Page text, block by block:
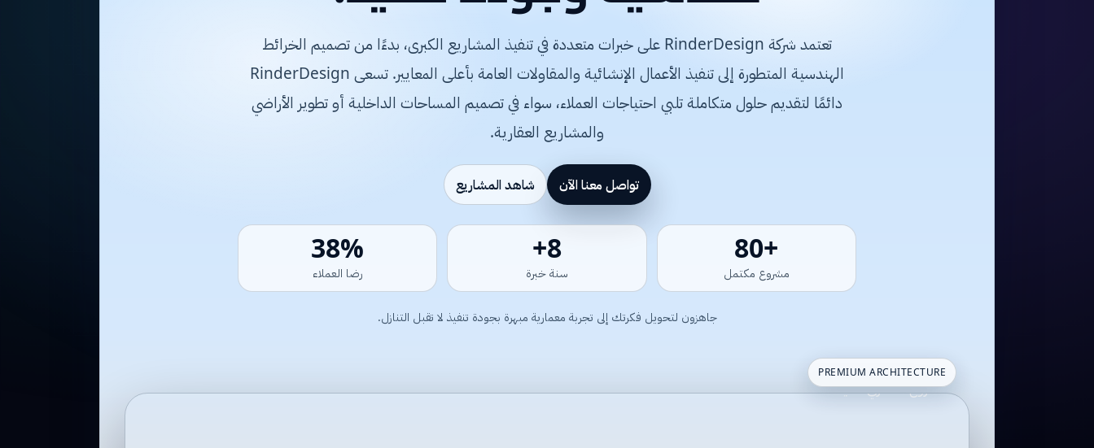
تعتمد شركة RinderDesign على خبرات متعددة في تنفيذ المشاريع الكبرى، بدءًا من تصميم الخرائط
الهندسية المتطورة إلى تنفيذ الأعمال الإنشائية والمقاولات العامة بأعلى المعايير. تسعى RinderDesign
دائمًا لتقديم حلول متكاملة تلبي احتياجات العملاء، سواء في تصميم المساحات الداخلية أو تطوير الأراضي
والمشاريع العقارية.
+120
مشروع مكتمل
15+
سنة خبرة
98%
رضا العملاء
PREMIUM ARCHITECTURE